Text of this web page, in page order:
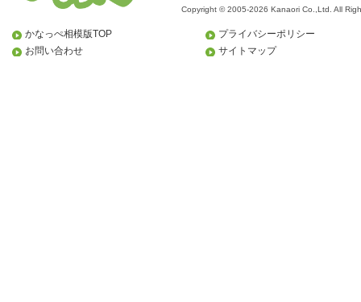
Copyright © 2005-2026 Kanaori Co.,Ltd. All
かなっぺ相模版TOP
お問い合わせ
プライバシーポリシー
サイトマップ